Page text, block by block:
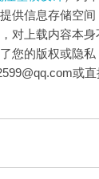
供信息存储空
对上载内容本身
您的版权或隐
或